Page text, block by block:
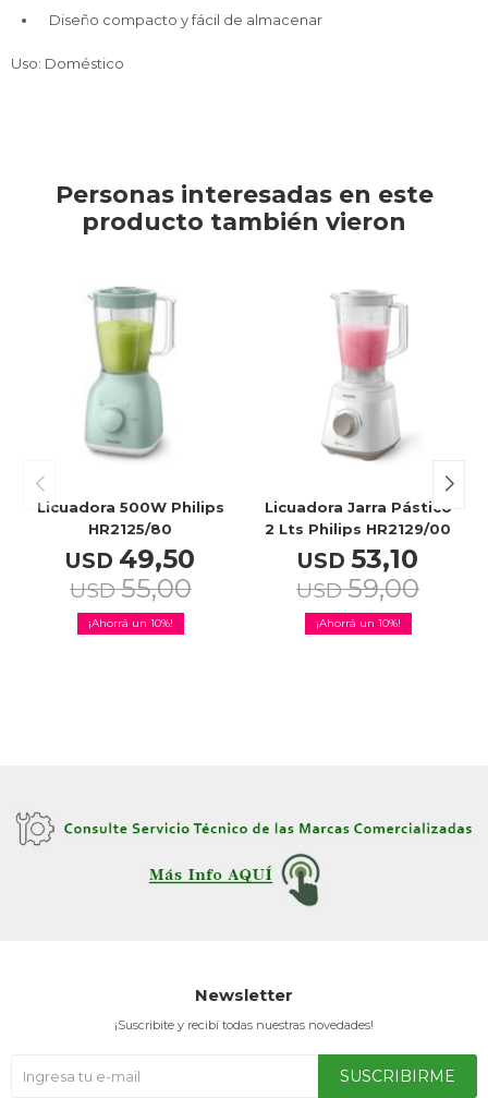
Diseño compacto y fácil de almacenar
Uso: Doméstico
Personas interesadas en este
producto también vieron
Licuadora 500W Philips
HR2125/80
USD 49,50
USD 55,00
10
Licuadora Jarra Pástico
2 Lts Philips HR2129/00
USD 53,10
USD 59,00
10
Newsletter
¡Suscribite y recibí todas nuestras novedades!
SUSCRIBIRME